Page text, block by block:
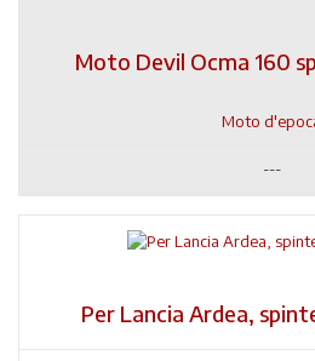
Moto Devil Ocma 160
Moto
---
Per Lancia Ardea,